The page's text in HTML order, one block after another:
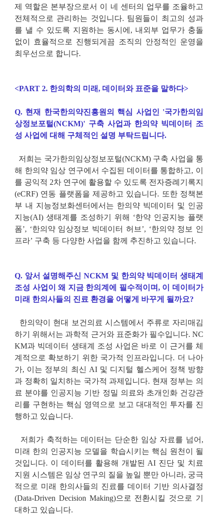
제 역할은 본부장으로서 이 네 센터의 업무를 조율하고
전체적으로 관리하는 것입니다. 팀원들이 최고의 성과
를 낼 수 있도록 지원하는 동시에 , 내외부 업무가 충돌
없이 효율적으로 진행되게끔 조직의 안정적인 운영을
최우선으로 합니다.
<PART 2. 한의학의 미래, 데이터와 표준을 말하다>
Q. 현재 한국한의약진흥원의 핵심 사업인 '국가한의임
상정보포털(NCKM)' 구축 사업과 한의약 빅데이터 조
성 사업에 대해 구체적인 설명 부탁드립니다.
저희는 국가한의임상정보포털(NCKM) 구축 사업을 통
해 한의약 임상 연구에서 수집된 데이터를 통합하고, 이
를 공익적 2차 연구에 활용할 수 있도록 전자증례기록지
(eCRF) 연동 플랫폼을 제공하고 있습니다. 또한 정책본
부 내 지능정보화센터에서는 한의약 빅데이터 및 인공
지능(AI) 생태계를 조성하기 위해 ‘한약 인공지능 플랫
폼’, ‘한의약 임상정보 빅데이터 허브’, ‘한의약 정보 인
프라’ 구축 등 다양한 사업을 함께 추진하고 있습니다.
Q. 앞서 설명해주신NCKM 및 한의약 빅데이터 생태계
조성 사업이 왜 지금 한의계에 필수적이며, 이 데이터가
미래 한의사들의 진료 환경을 어떻게 바꾸게 될까요?
한의약이 현대 보건의료 시스템에서 주류로 자리매김
하기 위해서는 과학적 근거와 표준화가 필수입니다. NC
KM과 빅데이터 생태계 조성 사업은 바로 이 근거를 체
계적으로 확보하기 위한 국가적 인프라입니다. 더 나아
가, 이는 정부의 최신 AI 및 디지털 헬스케어 정책 방향
과 정확히 일치하는 국가적 과제입니다. 현재 정부는 의
료 분야를 인공지능 기반 정밀 의료와 초개인화 건강관
리를 구현하는 핵심 영역으로 보고 대대적인 투자를 진
행하고 있습니다.
저희가 축적하는 데이터는 단순한 임상 자료를 넘어 ,
미래 한의 인공지능 모델을 학습시키는 핵심 원천이 될
것입니다. 이 데이터를 활용해 개발된AI 진단 및 치료
지원 시스템은 임상 연구의 질을 높일 뿐만 아니라, 궁극
적으로 미래 한의사들의 진료를 데이터 기반 의사결정
(Data-Driven Decision Making)으로 전환시킬 것으로 기
대하고 있습니다.